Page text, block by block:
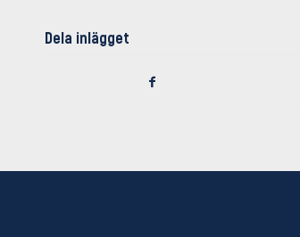
Dela inlägget